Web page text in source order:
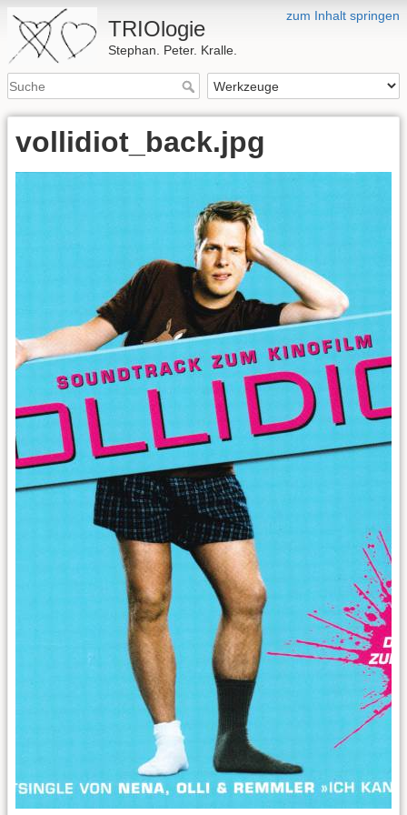
zum Inhalt springen
TRIOlogie
Stephan. Peter. Kralle.
vollidiot_back.jpg